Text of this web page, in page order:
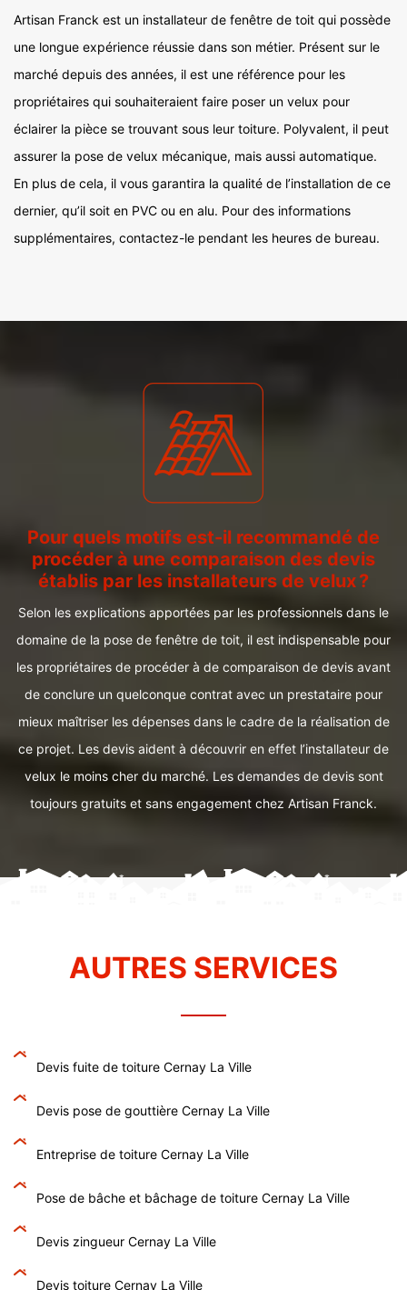
Artisan Franck est un installateur de fenêtre de toit qui possède
une longue expérience réussie dans son métier. Présent sur le
marché depuis des années, il est une référence pour les
propriétaires qui souhaiteraient faire poser un velux pour
éclairer la pièce se trouvant sous leur toiture. Polyvalent, il peut
assurer la pose de velux mécanique, mais aussi automatique.
En plus de cela, il vous garantira la qualité de l’installation de ce
dernier, qu’il soit en PVC ou en alu. Pour des informations
supplémentaires, contactez-le pendant les heures de bureau.
Pour quels motifs est-il recommandé de
procéder à une comparaison des devis
établis par les installateurs de velux ?
Selon les explications apportées par les professionnels dans le
domaine de la pose de fenêtre de toit, il est indispensable pour
les propriétaires de procéder à de comparaison de devis avant
de conclure un quelconque contrat avec un prestataire pour
mieux maîtriser les dépenses dans le cadre de la réalisation de
ce projet. Les devis aident à découvrir en effet l’installateur de
velux le moins cher du marché. Les demandes de devis sont
toujours gratuits et sans engagement chez Artisan Franck.
AUTRES SERVICES
Devis fuite de toiture Cernay La Ville
Devis pose de gouttière Cernay La Ville
Entreprise de toiture Cernay La Ville
Pose de bâche et bâchage de toiture Cernay La Ville
Devis zingueur Cernay La Ville
Devis toiture Cernay La Ville